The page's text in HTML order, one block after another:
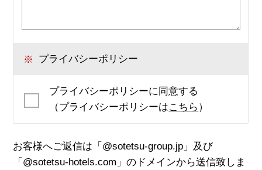
※ プライバシーポリシー
プライバシーポリシーに同意する
（プライバシーポリシーはこちら ）
お客様へご返信は「@sotetsu-group.jp」及び
「@sotetsu-hotels.com」のドメインから送信致しま